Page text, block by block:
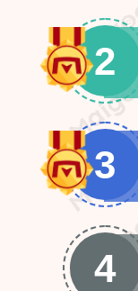
2
3
4